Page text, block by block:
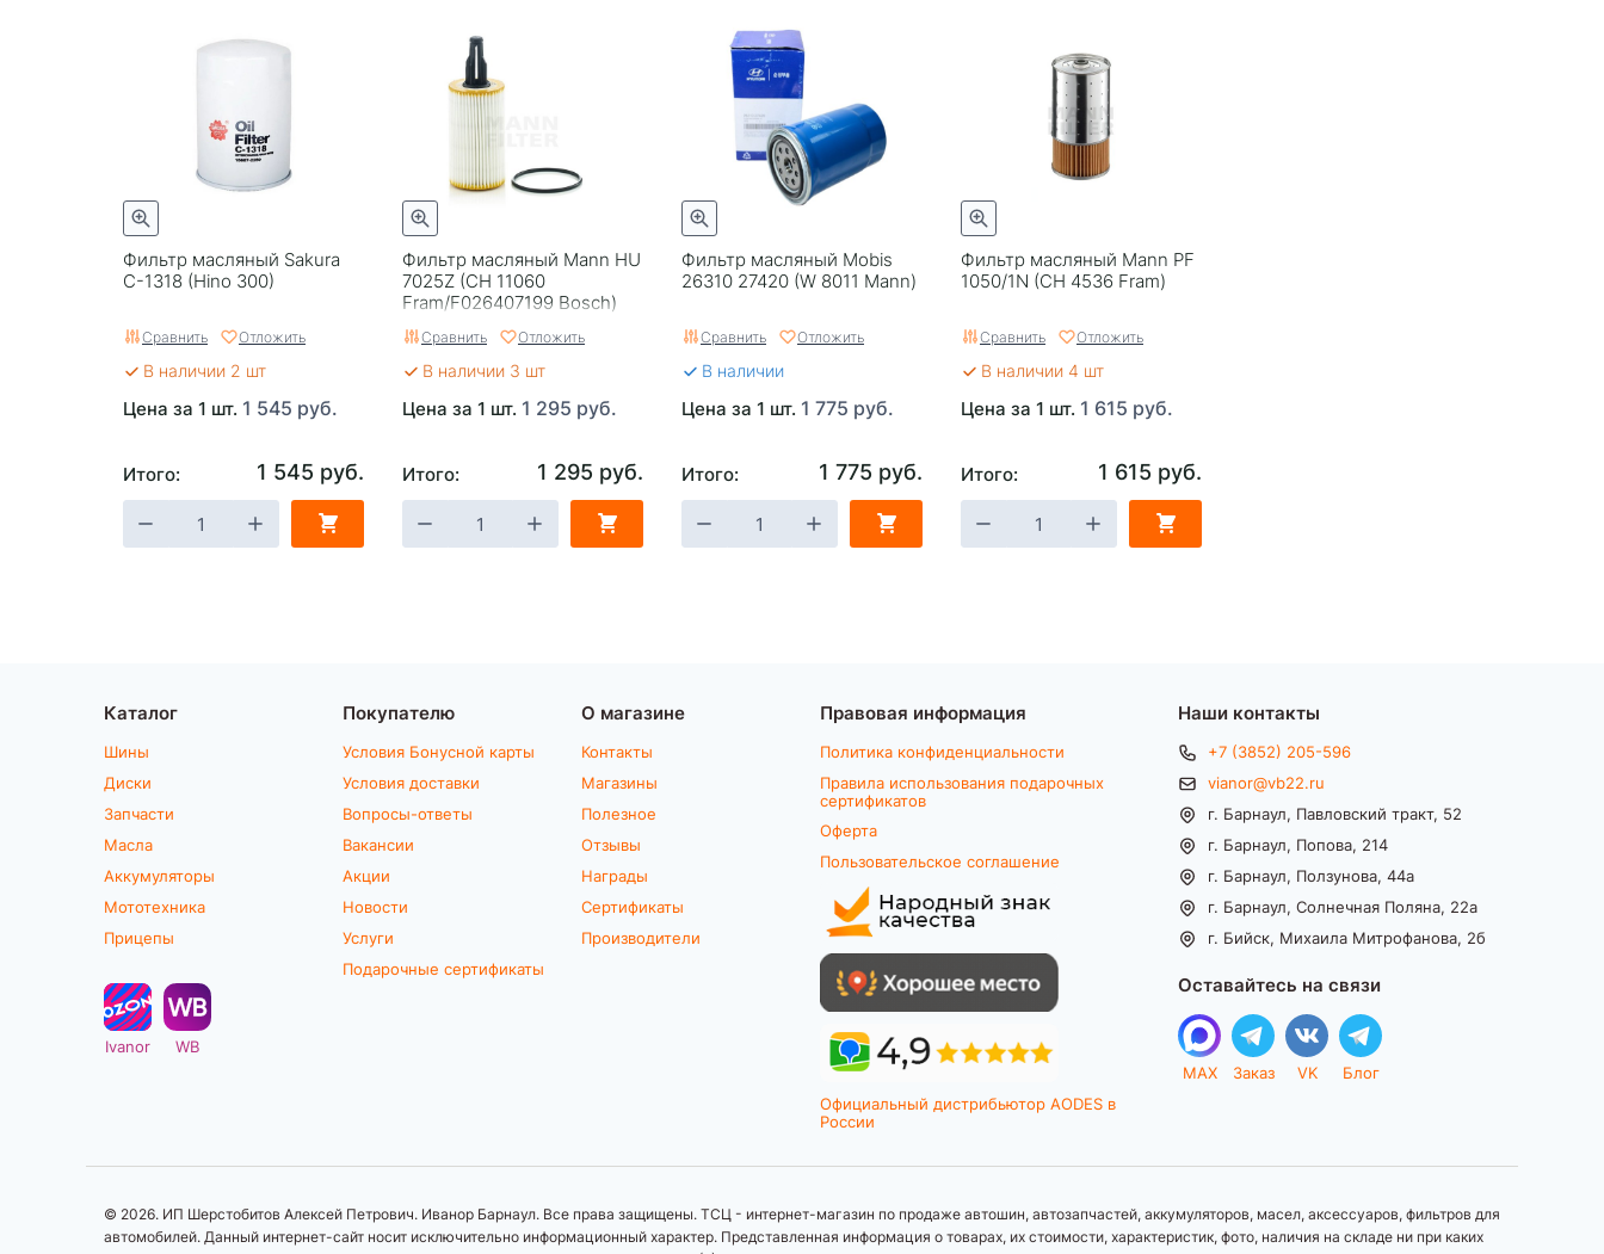
Фильтр масляный Sakura
C-1318 (Hino 300)
Сравнить Отложить
В наличии 2 шт
Цена за 1 шт. 1 545 руб.
Итого: 1 545 руб.
Фильтр масляный Mann HU
7025Z (CH 11060
Fram/F026407199 Bosch)
Сравнить Отложить
В наличии 3 шт
Цена за 1 шт. 1 295 руб.
Итого: 1 295 руб.
Фильтр масляный Mobis
26310 27420 (W 8011 Mann)
Сравнить Отложить
В наличии
Цена за 1 шт. 1 775 руб.
Итого: 1 775 руб.
Фильтр масляный Mann PF
1050/1N (CH 4536 Fram)
Сравнить Отложить
В наличии 4 шт
Цена за 1 шт. 1 615 руб.
Итого: 1 615 руб.
Каталог
Шины
Диски
Запчасти
Масла
Аккумуляторы
Мототехника
Прицепы
Ivanor WB
Покупателю
Условия Бонусной карты
Условия доставки
Вопросы-ответы
Вакансии
Акции
Новости
Услуги
Подарочные сертификаты
О магазине
Контакты
Магазины
Полезное
Отзывы
Награды
Сертификаты
Производители
Правовая информация
Политика конфиденциальности
Правила использования подарочных
сертификатов
Оферта
Пользовательское соглашение
Официальный дистрибьютор AODES в
России
Наши контакты
+7 (3852) 205-596
vianor@vb22.ru
г. Барнаул, Павловский тракт, 52
г. Барнаул, Попова, 214
г. Барнаул, Ползунова, 44а
г. Барнаул, Солнечная Поляна, 22а
г. Бийск, Михаила Митрофанова, 2б
Оставайтесь на связи
MAX Заказ VK Блог
© 2026. ИП Шерстобитов Алексей Петрович. Иванор Барнаул. Все права защищены. ТСЦ - интернет-магазин по продаже автошин, автозапчастей, аккумуляторов, масел, аксессуаров, фильтров для
автомобилей. Данный интернет-сайт носит исключительно информационный характер. Представленная информация о товарах, их стоимости, характеристик, фото, наличия на складе ни при каких